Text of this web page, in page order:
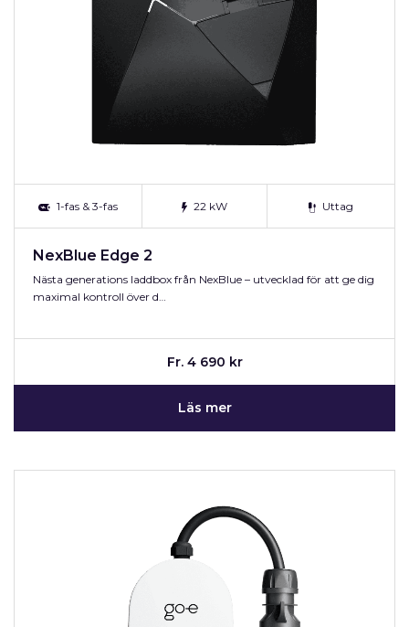
1-fas & 3-fas 22 kW Uttag
NexBlue Edge 2
Nästa generations laddbox från NexBlue – utvecklad för att ge dig
maximal kontroll över d…
Fr. 4 690 kr
Läs mer